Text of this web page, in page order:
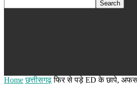
Home छत्तीसगढ़ फिर से पड़े ED के छापे,